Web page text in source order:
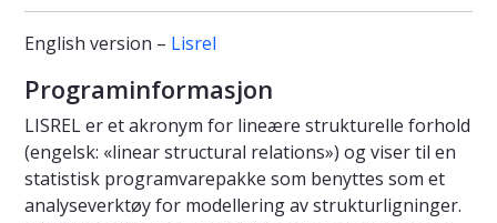
English version – Lisrel
Programinformasjon
LISREL er et akronym for lineære strukturelle forhold
(engelsk: «linear structural relations») og viser til en
statistisk programvarepakke som benyttes som et
analyseverktøy for modellering av strukturligninger.